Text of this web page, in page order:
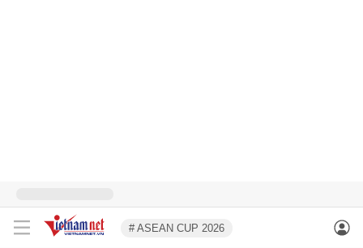
# ASEAN CUP 2026